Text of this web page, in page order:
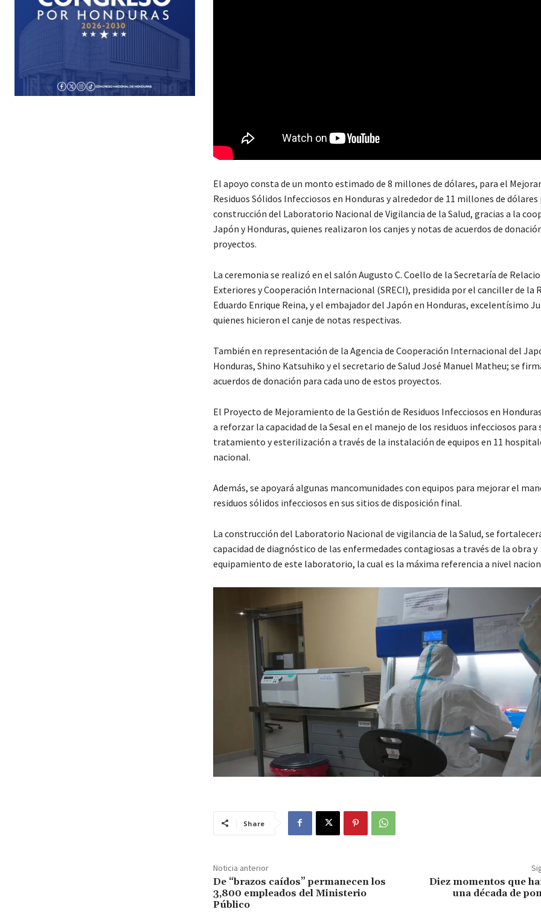
El apoyo consta de un monto estimado de 8 millones de dólares, para el
Residuos Sólidos Infecciosos en Honduras y alrededor de 11 millones de dólares
construcción del Laboratorio Nacional de Vigilancia de la Salud, gracias a la
Japón y Honduras, quienes realizaron los canjes y notas de acuerdos de
proyectos.
La ceremonia se realizó en el salón Augusto C. Coello de la Secretaría de
Exteriores y Cooperación Internacional (SRECI), presidida por el canciller de la
Eduardo Enrique Reina, y el embajador del Japón en Honduras, excelentísimo
quienes hicieron el canje de notas respectivas.
También en representación de la Agencia de Cooperación Internacional del
Honduras, Shino Katsuhiko y el secretario de Salud José Manuel Matheu; se
acuerdos de donación para cada uno de estos proyectos.
El Proyecto de Mejoramiento de la Gestión de Residuos Infecciosos en
a reforzar la capacidad de la Sesal en el manejo de los residuos infecciosos para
tratamiento y esterilización a través de la instalación de equipos en 11
nacional.
Además, se apoyará algunas mancomunidades con equipos para mejorar el
residuos sólidos infecciosos en sus sitios de disposición final.
La construcción del Laboratorio Nacional de vigilancia de la Salud, se
capacidad de diagnóstico de las enfermedades contagiosas a través de la obra y
equipamiento de este laboratorio, la cual es la máxima referencia a nivel
Share
Noticia anterior
De “brazos caídos” permanecen los
3,800 empleados del Ministerio
Público
Diez momentos que
una década de